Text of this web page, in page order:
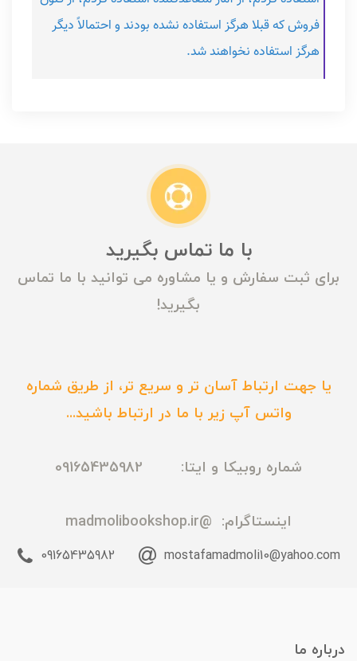
فروش که قبلا هرگز استفاده نشده بودند و احتمالاً دیگر
هرگز استفاده نخواهند شد.
با ما تماس بگیرید
برای ثبت سفارش و یا مشاوره می توانید با ما تماس
بگیرید!
یا جهت ارتباط آسان تر و سریع تر، از طریق شماره
واتس آپ زیر با ما در ارتباط باشید...
شماره روبیکا و ایتا: 09165435982
اینستاگرام: @madmolibookshop.ir
mostafamadmoli10@yahoo.com
09165435982
درباره ما